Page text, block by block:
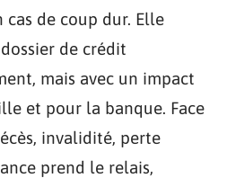
de coup dur. Elle
de crédit
mais avec un impact
et pour la banque. Face
invalidité, perte
prend le relais,